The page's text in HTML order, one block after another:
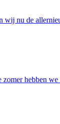
nu de
hebben